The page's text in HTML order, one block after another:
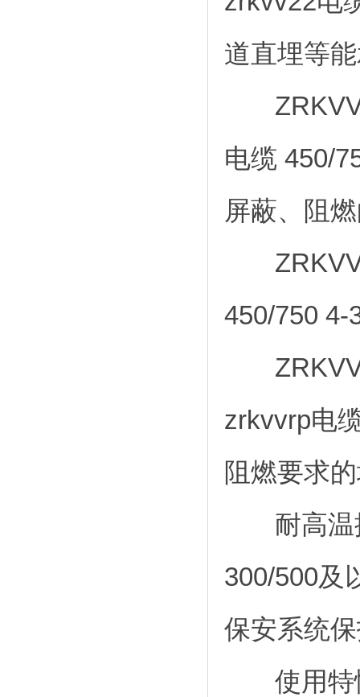
道直埋等
ZRKVVP
电缆 450/
屏蔽、阻
450/750 4-
zrkvvrp电
阻燃要求
耐高温控
300/500及
保安系统
使用特